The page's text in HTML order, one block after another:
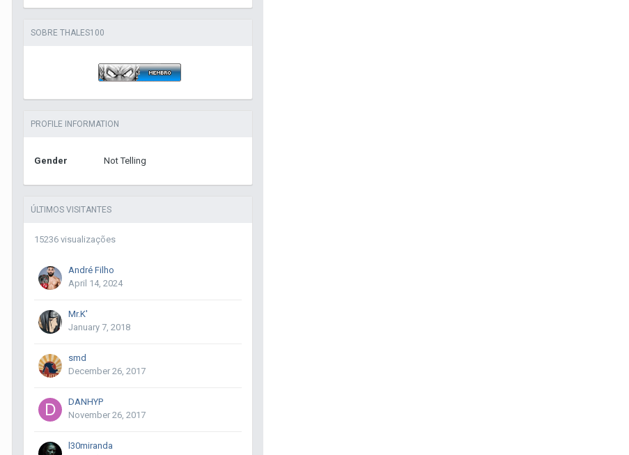
SOBRE THALES100
PROFILE INFORMATION
Gender Not Telling
ÚLTIMOS VISITANTES
15236 visualizações
André Filho
April 14, 2024
Mr.K'
January 7, 2018
smd
December 26, 2017
DANHYP
November 26, 2017
l30miranda